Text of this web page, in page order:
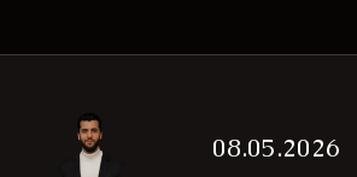
08.05.2026